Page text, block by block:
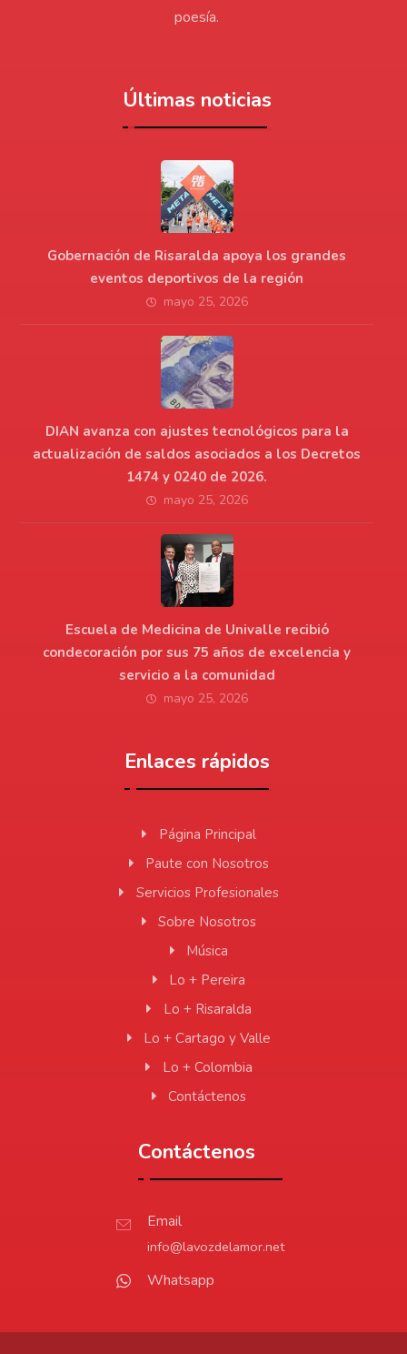
poesía.
Últimas noticias
Gobernación de Risaralda apoya los grandes
eventos deportivos de la región
mayo 25, 2026
DIAN avanza con ajustes tecnológicos para la
actualización de saldos asociados a los Decretos
1474 y 0240 de 2026.
mayo 25, 2026
Escuela de Medicina de Univalle recibió
condecoración por sus 75 años de excelencia y
servicio a la comunidad
mayo 25, 2026
Enlaces rápidos
Página Principal
Paute con Nosotros
Servicios Profesionales
Sobre Nosotros
Música
Lo + Pereira
Lo + Risaralda
Lo + Cartago y Valle
Lo + Colombia
Contáctenos
Contáctenos
Email
info@lavozdelamor.net
Whatsapp